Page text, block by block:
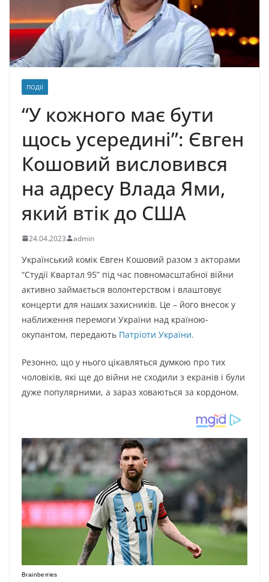
ПОДІЇ
“У кожного має бути
щось усередині”: Євген
Кошовий висловився
на адресу Влада Ями,
який втік до США
24.04.2023 admin
Український комік Євген Кошовий разом з акторами
“Студії Квартал 95” під час повномасштабної війни
активно займається волонтерством і влаштовує
концерти для наших захисників. Це – його внесок у
наближення перемоги України над країною-
окупантом, передають Патріоти України.
Резонно, що у нього цікавляться думкою про тих
чоловіків, які ще до війни не сходили з екранів і були
дуже популярними, а зараз ховаються за кордоном.